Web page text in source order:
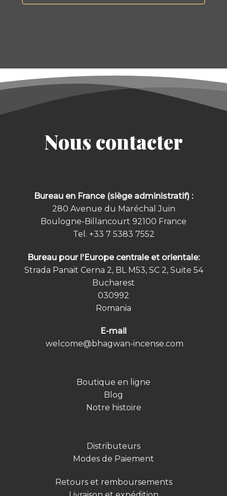
Nous contacter
Bureau en France (siège administratif) :
280 Avenue du Maréchal Juin
Boulogne-Billancourt 92100 France
Tel. +33 7 5383 7552
Bureau pour l'Europe centrale et orientale:
Strada Panait Cerna 2, BL M53, SC 2, Suite 54
Bucharest
030992
Romania
E-mail
welcome@bhagwan-incense.com
Boutique en ligne
Blog
Notre histoire
Distributeurs
Modes de Paiement
Retours et remboursements